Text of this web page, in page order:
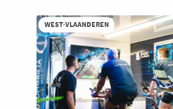
WEST-VLAANDEREN